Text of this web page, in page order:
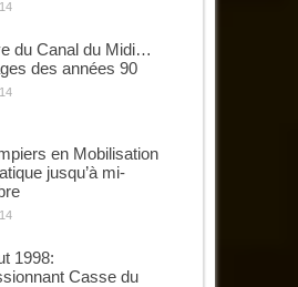
du Canal du Midi…
des années 90
en Mobilisation
jusqu’à mi-
1998:
Casse du